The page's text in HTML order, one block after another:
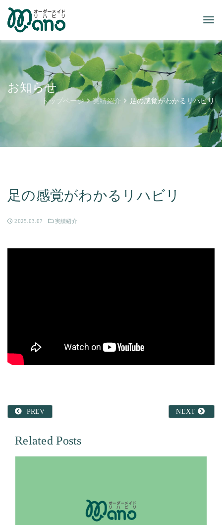
お知らせ
トップページ 実績紹介 足の感覚がわかるリハビリ
足の感覚がわかるリハビリ
2025.03.07 実績紹介
PREV NEXT
Related Posts